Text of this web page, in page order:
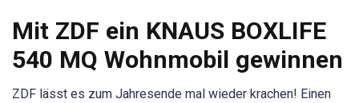
Mit ZDF ein KNAUS BOXLIFE
540 MQ Wohnmobil gewinnen
ZDF lässt es zum Jahresende mal wieder krachen! Einen